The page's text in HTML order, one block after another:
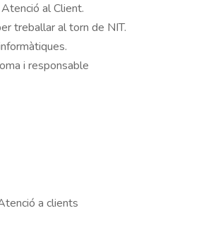
Atenció al Client.
per treballar al torn de NIT.
informàtiques.
i responsable
a clients